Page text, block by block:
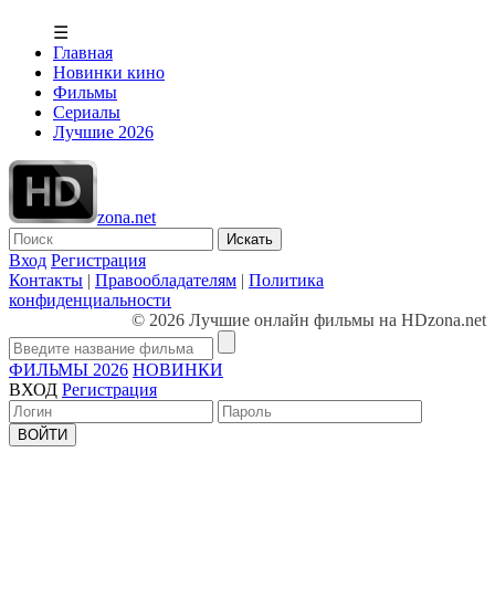
☰
Главная
Новинки кино
Фильмы
Сериалы
Лучшие 2026
zona.net
Искать
Вход Регистрация
Контакты | Правообладателям | Политика
конфиденциальности
© 2026 Лучшие онлайн фильмы на HDzona.net
ФИЛЬМЫ 2026 НОВИНКИ
ВХОД Регистрация